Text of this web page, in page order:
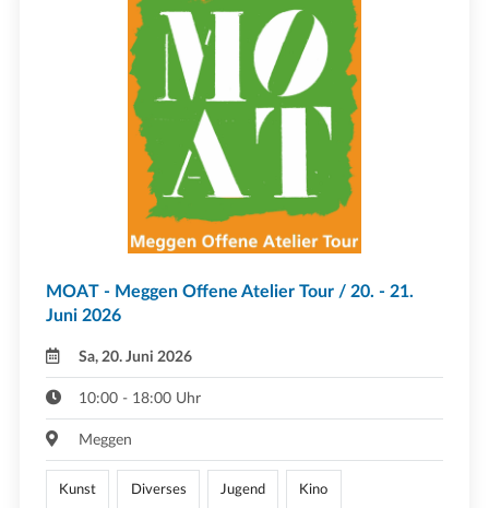
MOAT - Meggen Offene Atelier Tour / 20. - 21.
Juni 2026
Sa, 20. Juni 2026
10:00 - 18:00 Uhr
Meggen
Kunst Diverses Jugend Kino